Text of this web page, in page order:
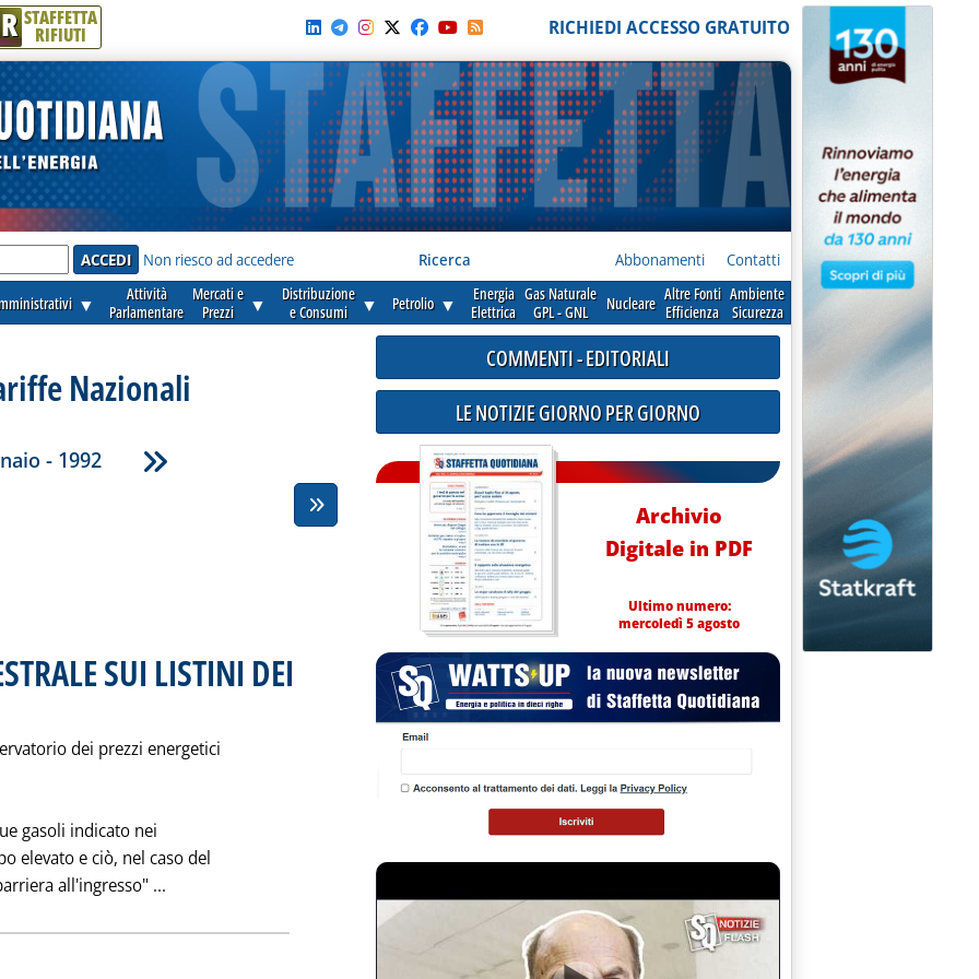
R STAFFETTA
RIFIUTI RICHIEDI ACCESSO GRATUITO
Non riesco ad accedere Ricerca Abbonamenti Contatti
▼
Attività
Parlamentare
Mercati e
Prezzi
▼
Distribuzione
e Consumi
▼ Petrolio ▼
Energia
Elettrica
Gas Naturale
GPL - GNL
Nucleare Altre Fonti
Efficienza
Ambiente
Sicurezza
Nazionali
- 1992
SUI LISTINI DEI
dei prezzi energetici
gasoli indicato nei
elevato e ciò, nel caso del
all'ingresso" ...
COMMENTI - EDITORIALI
LE NOTIZIE GIORNO PER GIORNO
Archivio
Digitale in PDF
Ultimo numero:
mercoledì 5 agosto